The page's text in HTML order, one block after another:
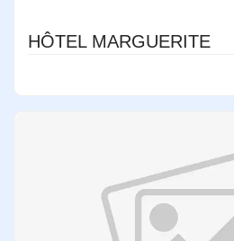
HÔTEL MARGUERITE